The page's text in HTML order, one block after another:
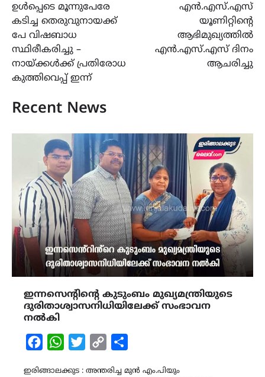
ഉൾപ്പെടെ മൂന്നുപേരേ
കടിച്ച തെരുവുനായക്ക്
പേ വിഷബാധ
സ്ഥിരീകരിച്ചു –
നായ്ക്കൾക്ക് പ്രതിരോധ
കുത്തിവെപ്പ് ഇന്ന്
എൻ.എസ്.എസ്
യൂണിറ്റിന്റെ
ആഭിമുഖ്യത്തിൽ
എൻ.എസ്.എസ് ദിനം
ആചരിച്ചു
Recent News
ഇന്നസെൻ്റിൻ്റെ കുടുംബം മുഖ്യമന്ത്രിയുടെ
ദുരിതാശ്വാസനിധിയിലേക്ക് സംഭാവന
നൽകി
FacebookWhatsAppTwitterCopy
ഇരിങ്ങാലക്കുട : അന്തരിച്ച മുൻ എം.പിയും